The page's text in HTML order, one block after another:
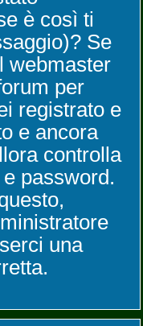
è così ti
Se
webmaster
per
registrato e
e ancora
controlla
password.
una